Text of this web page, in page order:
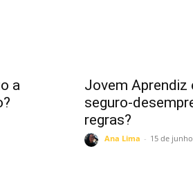
a
Jovem Aprendiz
seguro-
regras?
Ana Lima - 15 de